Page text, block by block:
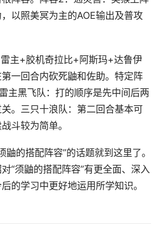
以照美冥为主的AOE输出及普攻
主+胶机奇拉比+阿斯玛+达鲁伊
一回合内砍死鼬和佐助。特定阵
主黑飞队：打的顺序是先中间后两
。三只十浪队：第二回合基本可
斗较为简单。
鼬的搭配阵容”的话题就到这里了。
“须鼬的搭配阵容”有更全面、深入
的学习中更好地运用所学知识。